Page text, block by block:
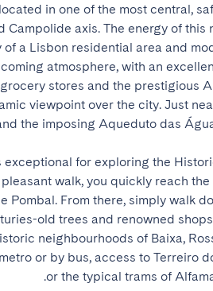
in one of the most central,
Campolide axis. The energy of
a Lisbon residential area and
atmosphere, with an
stores and the prestigious
viewpoint over the city. Just
for exploring the
walk, you quickly reach
Pombal. From there, simply walk
old trees and renowned
neighbourhoods of Baixa,
or by bus, access to Terreiro